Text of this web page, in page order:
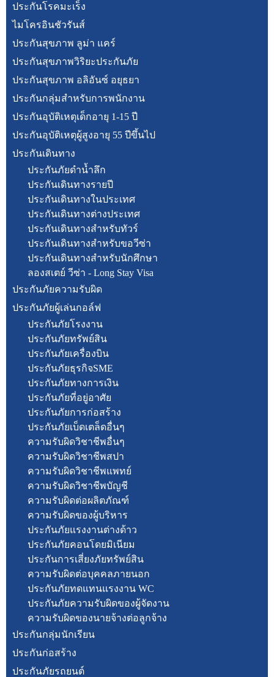
ประกันโรคมะเร็ง
ไมโครอินชัวรันส์
ประกันสุขภาพ ลูม่า แคร์
ประกันสุขภาพวิริยะประกันภัย
ประกันสุขภาพ อลิอันซ์ อยุธยา
ประกันกลุ่มสำหรับการพนักงาน
ประกันอุบัติเหตุเด็กอายุ 1-15 ปี
ประกันอุบัติเหตุผู้สูงอายุ 55 ปีขึ้นไป
ประกันเดินทาง
ประกันภัยดำน้ำลึก
ประกันเดินทางรายปี
ประกันเดินทางในประเทศ
ประกันเดินทางต่างประเทศ
ประกันเดินทางสำหรับทัวร์
ประกันเดินทางสำหรับขอวีซ่า
ประกันเดินทางสำหรับนักศึกษา
ลองสเตย์ วีซ่า - Long Stay Visa
ประกันภัยความรับผิด
ประกันภัยผู้เล่นกอล์ฟ
ประกันภัยโรงงาน
ประกันภัยทรัพย์สิน
ประกันภัยเครื่องบิน
ประกันภัยธุรกิจSME
ประกันภัยทางการเงิน
ประกันภัยที่อยู่อาศัย
ประกันภัยการก่อสร้าง
ประกันภัยเบ็ดเตล็ดอื่นๆ
ความรับผิดวิชาชีพอื่นๆ
ความรับผิดวิชาชีพสปา
ความรับผิดวิชาชีพแพทย์
ความรับผิดวิชาชีพบัญชี
ความรับผิดต่อผลิตภัณฑ์
ความรับผิดของผู้บริหาร
ประกันภัยแรงงานต่างด้าว
ประกันภัยคอนโดยมิเนียม
ประกันการเสี่ยงภัยทรัพย์สิน
ความรับผิดต่อบุคคลภายนอก
ประกันภัยทดแทนแรงงาน WC
ประกันภัยความรับผิดของผู้จัดงาน
ความรับผิดของนายจ้างต่อลูกจ้าง
ประกันกลุ่มนักเรียน
ประกันก่อสร้าง
ประกันภัยรถยนต์